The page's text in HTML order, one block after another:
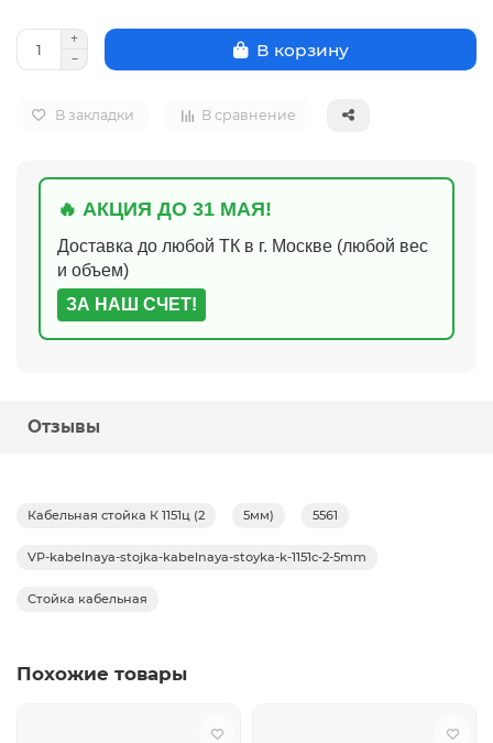
В корзину
В закладки В сравнение
🔥 АКЦИЯ ДО 31 МАЯ!
Доставка до любой ТК в г. Москве (любой вес
и объем)
ЗА НАШ СЧЕТ!
Отзывы
Кабельная стойка К 1151ц (2 5мм) 5561
VP-kabelnaya-stojka-kabelnaya-stoyka-k-1151c-2-5mm
Стойка кабельная
Похожие товары